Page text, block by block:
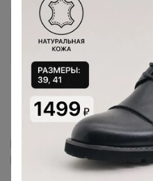
ЮляВин
Гений СП
1 ноября, 2018 21:07
https://alehan.ru/catalog/
k850/
откройте